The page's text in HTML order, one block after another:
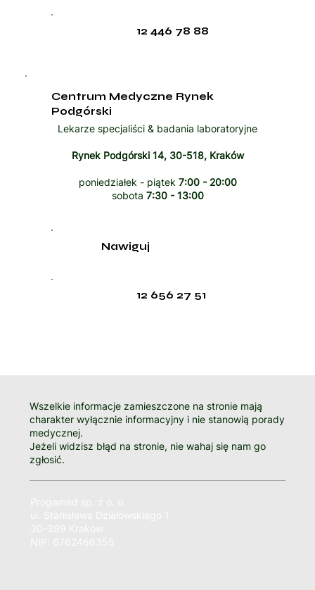
12 446 78 88
Centrum Medyczne Rynek
Podgórski
Lekarze specjaliści & badania laboratoryjne
Rynek Podgórski 14, 30-518, Kraków
poniedziałek - piątek 7:00 - 20:00
sobota 7:30 - 13:00
12 656 27 51
Nawiguj
Wszelkie informacje zamieszczone na stronie mają
charakter wyłącznie informacyjny i nie stanowią porady
medycznej.
Jeżeli widzisz błąd na stronie, nie wahaj się nam go
zgłosić.